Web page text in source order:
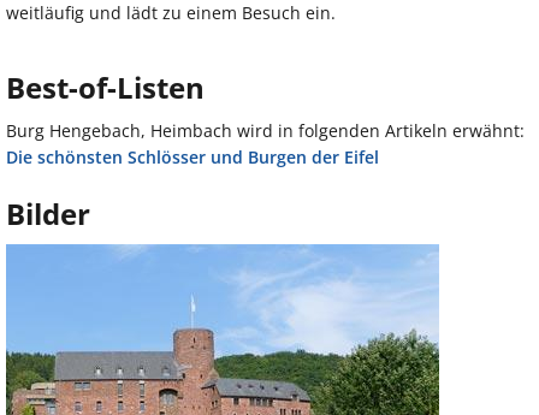
weitläufig und lädt zu einem Besuch ein.
Best-of-Listen
Burg Hengebach, Heimbach wird in folgenden Artikeln erwähnt:
Die schönsten Schlösser und Burgen der Eifel
Bilder